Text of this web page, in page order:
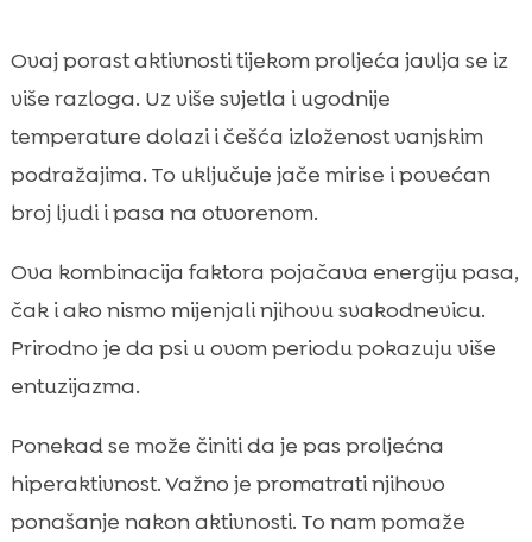
Ovaj porast aktivnosti tijekom proljeća javlja se iz
više razloga. Uz više svjetla i ugodnije
temperature dolazi i češća izloženost vanjskim
podražajima. To uključuje jače mirise i povećan
broj ljudi i pasa na otvorenom.
Ova kombinacija faktora pojačava energiju pasa,
čak i ako nismo mijenjali njihovu svakodnevicu.
Prirodno je da psi u ovom periodu pokazuju više
entuzijazma.
Ponekad se može činiti da je pas proljećna
hiperaktivnost. Važno je promatrati njihovo
ponašanje nakon aktivnosti. To nam pomaže